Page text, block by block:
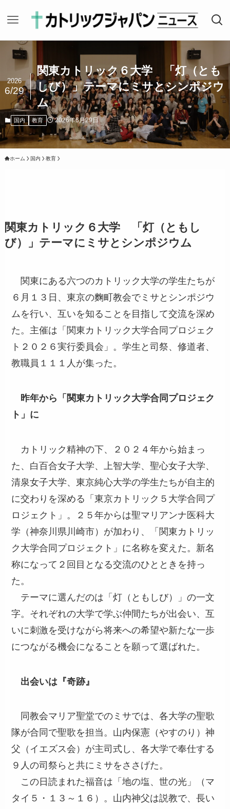
関東カトリック６大学 「灯（とも
しび）」テーマにミサとシンポジウ
ム
2026
6/29
国内 教育 2026年6月29日
ホーム 国内 教育
関東カトリック６大学 「灯（ともし
び）」テーマにミサとシンポジウム
関東にある六つのカトリック大学の学生たちが
６月１３日、東京の麴町教会でミサとシンポジウ
ムを行い、互いを知ることを目指して交流を深め
た。主催は「関東カトリック大学合同プロジェク
ト２０２６実行委員会」。学生と司祭、修道者、
教職員１１１人が集った。
昨年から「関東カトリック大学合同プロジェク
ト」に
カトリック精神の下、２０２４年から始まっ
た、白百合女子大学、上智大学、聖心女子大学、
清泉女子大学、東京純心大学の学生たちが自主的
に交わりを深める「東京カトリック５大学合同プ
ロジェクト」。２５年からは聖マリアンナ医科大
学（神奈川県川崎市）が加わり、「関東カトリッ
ク大学合同プロジェクト」に名称を変えた。新名
称になって２回目となる交流のひとときを持っ
た。
テーマに選んだのは「灯（ともしび）」の一文
字。それぞれの大学で学ぶ仲間たちが出会い、互
いに刺激を受けながら将来への希望や新たな一歩
につながる機会になることを願って選ばれた。
出会いは『奇跡』
同教会マリア聖堂でのミサでは、各大学の聖歌
隊が合同で聖歌を担当。山内保憲（やすのり）神
父（イエズス会）が主司式し、各大学で奉仕する
９人の司祭らと共にミサをささげた。
この日読まれた福音は「地の塩、世の光」（マ
タイ５・１３～１６）。山内神父は説教で、長い